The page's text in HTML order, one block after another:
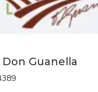
Don Guanella